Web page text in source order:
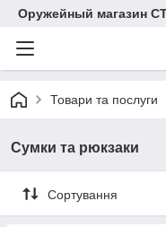
Оружейный магазин
Товари та послуги
Сумки та рюкзаки
Сортування